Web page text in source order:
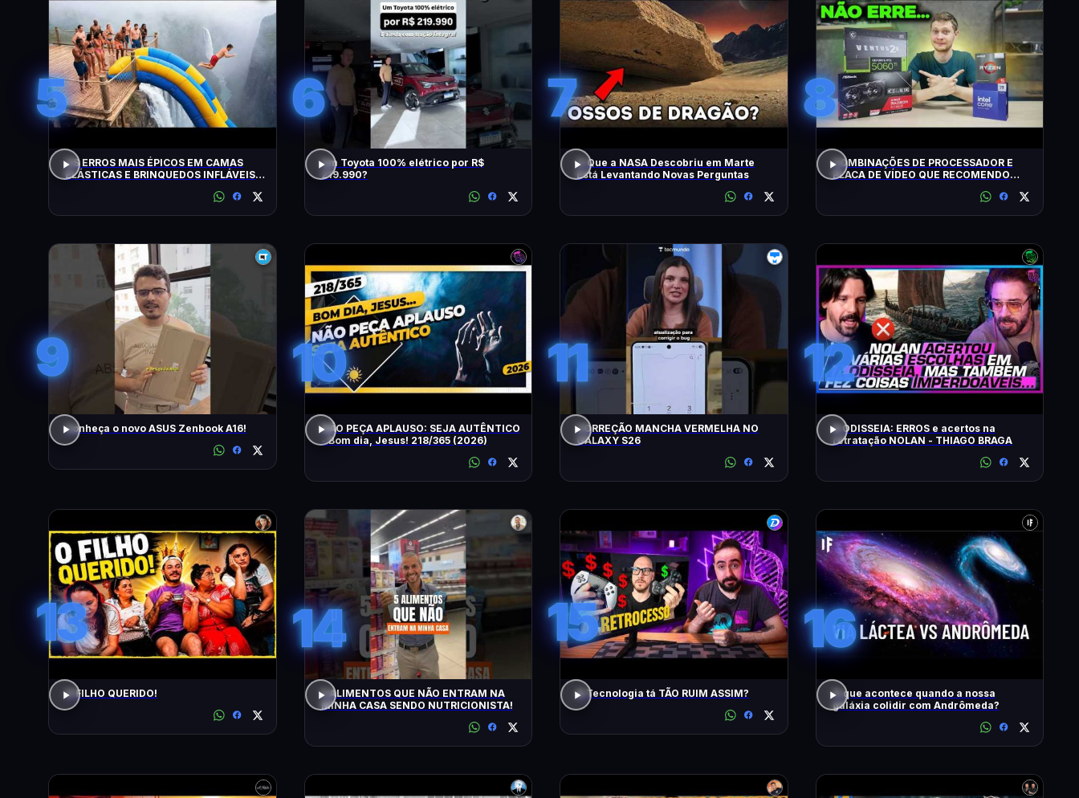
5
OS ERROS MAIS ÉPICOS EM CAMAS
ELÁSTICAS E BRINQUEDOS INFLÁVEIS
6
Um Toyota 100% elétrico por R$
219.990?
7
O Que a NASA Descobriu em Marte
Está Levantando Novas Perguntas
8
COMBINAÇÕES DE PROCESSADOR E
PLACA DE VÍDEO QUE RECOMENDO
9
Conheça o novo ASUS Zenbook A16!
10
NÃO PEÇA APLAUSO: SEJA AUTÊNTICO
- Bom dia, Jesus! 218/365 (2026)
11
CORREÇÃO MANCHA VERMELHA NO
GALAXY S26
12
A ODISSEIA: ERROS e acertos na
retratação NOLAN - THIAGO BRAGA
13
O FILHO QUERIDO!
14
5 ALIMENTOS QUE NÃO ENTRAM NA
MINHA CASA SENDO NUTRICIONISTA!
15
A Tecnologia tá TÃO RUIM ASSIM?
16
O que acontece quando a nossa
galáxia colidir com Andrômeda?